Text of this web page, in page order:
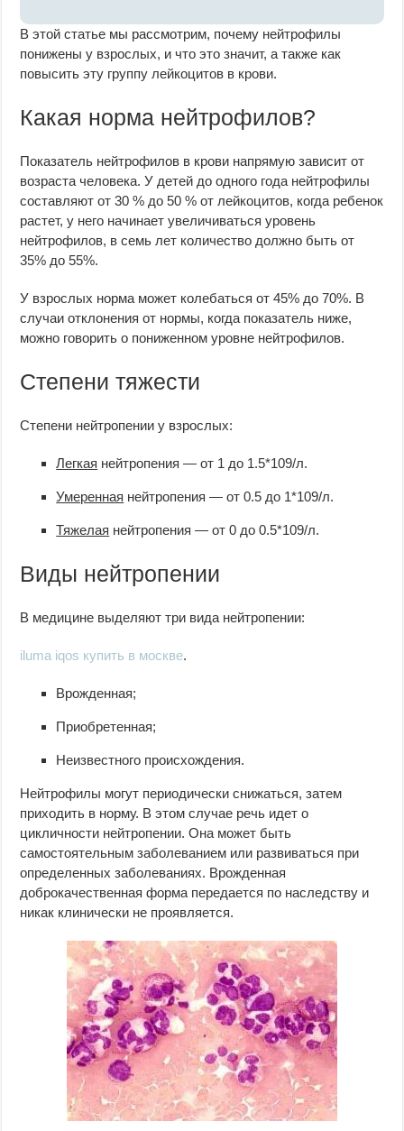
В этой статье мы рассмотрим, почему нейтрофилы
понижены у взрослых, и что это значит, а также как
повысить эту группу лейкоцитов в крови.
Какая норма нейтрофилов?
Показатель нейтрофилов в крови напрямую зависит от
возраста человека. У детей до одного года нейтрофилы
составляют от 30 % до 50 % от лейкоцитов, когда ребенок
растет, у него начинает увеличиваться уровень
нейтрофилов, в семь лет количество должно быть от
35% до 55%.
У взрослых норма может колебаться от 45% до 70%. В
случаи отклонения от нормы, когда показатель ниже,
можно говорить о пониженном уровне нейтрофилов.
Степени тяжести
Степени нейтропении у взрослых:
Легкая нейтропения — от 1 до 1.5*109/л.
Умеренная нейтропения — от 0.5 до 1*109/л.
Тяжелая нейтропения — от 0 до 0.5*109/л.
Виды нейтропении
В медицине выделяют три вида нейтропении:
iluma iqos купить в москве.
Врожденная;
Приобретенная;
Неизвестного происхождения.
Нейтрофилы могут периодически снижаться, затем
приходить в норму. В этом случае речь идет о
цикличности нейтропении. Она может быть
самостоятельным заболеванием или развиваться при
определенных заболеваниях. Врожденная
доброкачественная форма передается по наследству и
никак клинически не проявляется.